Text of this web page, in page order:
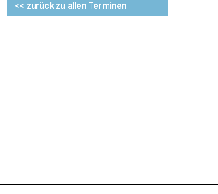
<< zurück zu allen Terminen